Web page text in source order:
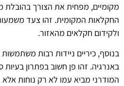
מקומיים, מפחית את הצורך בהובלת
החקלאות המקומית. זהו צעד
ולקידום חקלאים מהאזור.
בנוסף, כיריים ניידות רבות משתמשות
באנרגיה. זהו פן חשוב בפתרון בעיות
המודרני מביא עמו לא רק נוחות אלא